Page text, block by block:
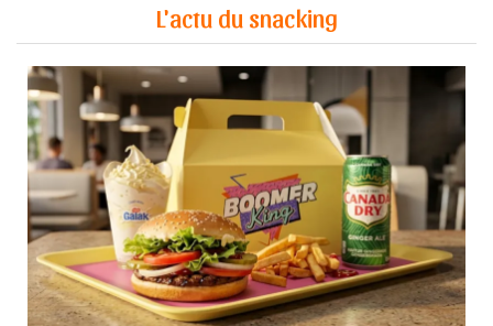
L'actu du snacking